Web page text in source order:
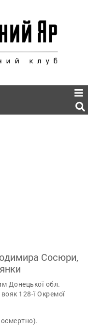
Сосюри,
Донецької обл.
128-ї Окремої